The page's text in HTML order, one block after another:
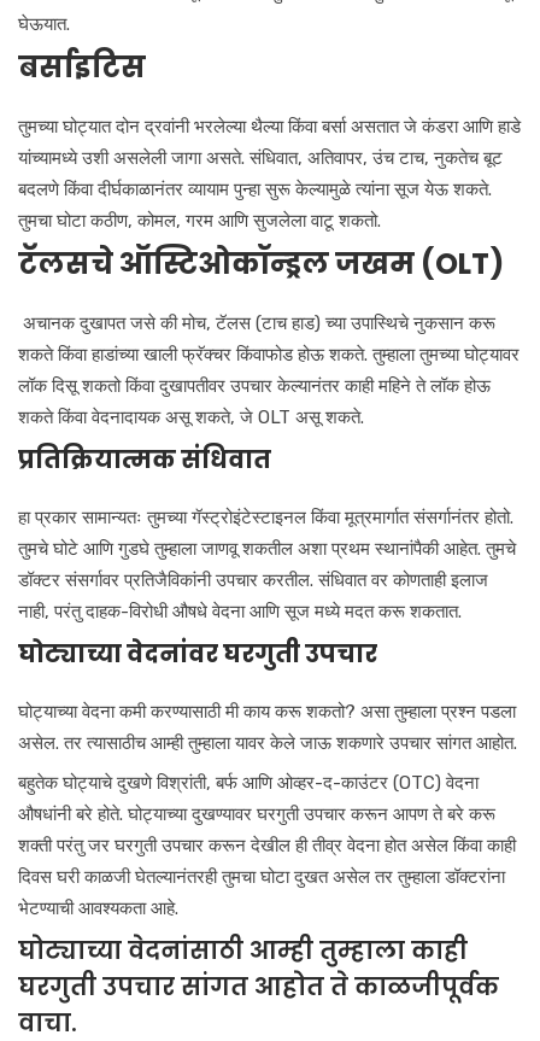
घेऊयात.
बर्साइटिस
तुमच्या घोट्यात दोन द्रवांनी भरलेल्या थैल्या किंवा बर्सा असतात जे कंडरा आणि हाडे
यांच्यामध्ये उशी असलेली जागा असते. संधिवात, अतिवापर, उंच टाच, नुकतेच बूट
बदलणे किंवा दीर्घकाळानंतर व्यायाम पुन्हा सुरू केल्यामुळे त्यांना सूज येऊ शकते.
तुमचा घोटा कठीण, कोमल, गरम आणि सुजलेला वाटू शकतो.
टॅलसचे ऑस्टिओकॉन्ड्रल जखम (OLT)
अचानक दुखापत जसे की मोच, टॅलस (टाच हाड) च्या उपास्थिचे नुकसान करू
शकते किंवा हाडांच्या खाली फ्रॅक्चर किंवाफोड होऊ शकते. तुम्हाला तुमच्या घोट्यावर
लॉक दिसू शकतो किंवा दुखापतीवर उपचार केल्यानंतर काही महिने ते लॉक होऊ
शकते किंवा वेदनादायक असू शकते, जे OLT असू शकते.
प्रतिक्रियात्मक संधिवात
हा प्रकार सामान्यतः तुमच्या गॅस्ट्रोइंटेस्टाइनल किंवा मूत्रमार्गात संसर्गानंतर होतो.
तुमचे घोटे आणि गुडघे तुम्हाला जाणवू शकतील अशा प्रथम स्थानांपैकी आहेत. तुमचे
डॉक्टर संसर्गावर प्रतिजैविकांनी उपचार करतील. संधिवात वर कोणताही इलाज
नाही, परंतु दाहक-विरोधी औषधे वेदना आणि सूज मध्ये मदत करू शकतात.
घोट्याच्या वेदनांवर घरगुती उपचार
घोट्याच्या वेदना कमी करण्यासाठी मी काय करू शकतो? असा तुम्हाला प्रश्न पडला
असेल. तर त्यासाठीच आम्ही तुम्हाला यावर केले जाऊ शकणारे उपचार सांगत आहोत.
बहुतेक घोट्याचे दुखणे विश्रांती, बर्फ आणि ओव्हर-द-काउंटर (OTC) वेदना
औषधांनी बरे होते. घोट्याच्या दुखण्यावर घरगुती उपचार करून आपण ते बरे करू
शक्ती परंतु जर घरगुती उपचार करून देखील ही तीव्र वेदना होत असेल किंवा काही
दिवस घरी काळजी घेतल्यानंतरही तुमचा घोटा दुखत असेल तर तुम्हाला डॉक्टरांना
भेटण्याची आवश्यकता आहे.
घोट्याच्या वेदनांसाठी आम्ही तुम्हाला काही
घरगुती उपचार सांगत आहोत ते काळजीपूर्वक
वाचा.